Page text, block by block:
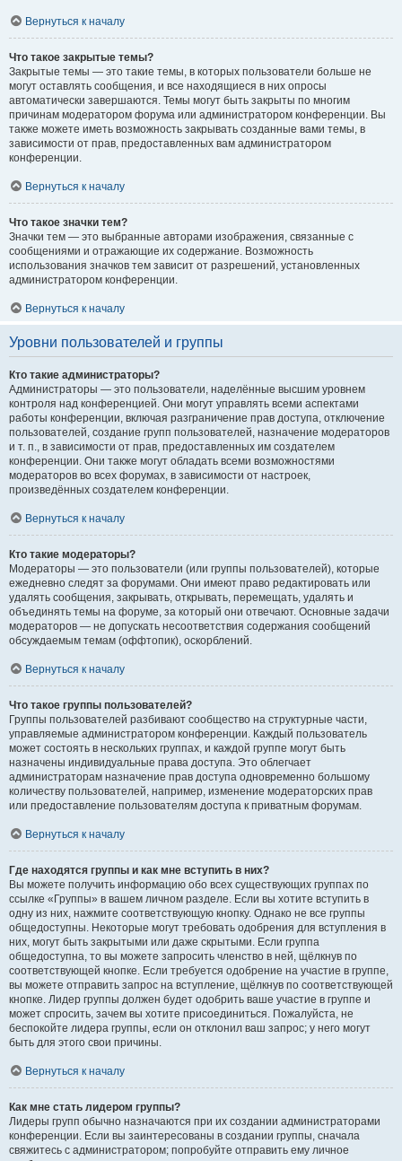
Вернуться к началу
Что такое закрытые темы?
Закрытые темы — это такие темы, в которых пользователи больше не
могут оставлять сообщения, и все находящиеся в них опросы
автоматически завершаются. Темы могут быть закрыты по многим
причинам модератором форума или администратором конференции. Вы
также можете иметь возможность закрывать созданные вами темы, в
зависимости от прав, предоставленных вам администратором
конференции.
Вернуться к началу
Что такое значки тем?
Значки тем — это выбранные авторами изображения, связанные с
сообщениями и отражающие их содержание. Возможность
использования значков тем зависит от разрешений, установленных
администратором конференции.
Вернуться к началу
Уровни пользователей и группы
Кто такие администраторы?
Администраторы — это пользователи, наделённые высшим уровнем
контроля над конференцией. Они могут управлять всеми аспектами
работы конференции, включая разграничение прав доступа, отключение
пользователей, создание групп пользователей, назначение модераторов
и т. п., в зависимости от прав, предоставленных им создателем
конференции. Они также могут обладать всеми возможностями
модераторов во всех форумах, в зависимости от настроек,
произведённых создателем конференции.
Вернуться к началу
Кто такие модераторы?
Модераторы — это пользователи (или группы пользователей), которые
ежедневно следят за форумами. Они имеют право редактировать или
удалять сообщения, закрывать, открывать, перемещать, удалять и
объединять темы на форуме, за который они отвечают. Основные задачи
модераторов — не допускать несоответствия содержания сообщений
обсуждаемым темам (оффтопик), оскорблений.
Вернуться к началу
Что такое группы пользователей?
Группы пользователей разбивают сообщество на структурные части,
управляемые администратором конференции. Каждый пользователь
может состоять в нескольких группах, и каждой группе могут быть
назначены индивидуальные права доступа. Это облегчает
администраторам назначение прав доступа одновременно большому
количеству пользователей, например, изменение модераторских прав
или предоставление пользователям доступа к приватным форумам.
Вернуться к началу
Где находятся группы и как мне вступить в них?
Вы можете получить информацию обо всех существующих группах по
ссылке «Группы» в вашем личном разделе. Если вы хотите вступить в
одну из них, нажмите соответствующую кнопку. Однако не все группы
общедоступны. Некоторые могут требовать одобрения для вступления в
них, могут быть закрытыми или даже скрытыми. Если группа
общедоступна, то вы можете запросить членство в ней, щёлкнув по
соответствующей кнопке. Если требуется одобрение на участие в группе,
вы можете отправить запрос на вступление, щёлкнув по соответствующей
кнопке. Лидер группы должен будет одобрить ваше участие в группе и
может спросить, зачем вы хотите присоединиться. Пожалуйста, не
беспокойте лидера группы, если он отклонил ваш запрос; у него могут
быть для этого свои причины.
Вернуться к началу
Как мне стать лидером группы?
Лидеры групп обычно назначаются при их создании администраторами
конференции. Если вы заинтересованы в создании группы, сначала
свяжитесь с администратором; попробуйте отправить ему личное